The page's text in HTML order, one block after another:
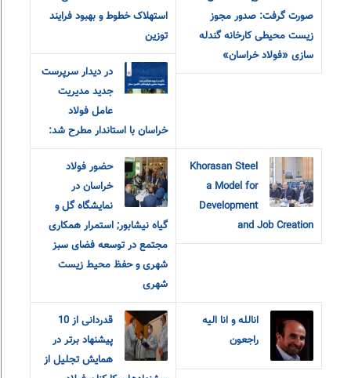
صورت گرفت: صدور مجوز
زیست محیطی کارخانه گندله
سازی «فولاد خراسان»
استهلاک خطوط و بهبود فرایند
توزین
در دیدار سرپرست
جدید مدیریت
عامل فولاد
خراسان با استاندار مطرح شد:
Khorasan Steel
a Model for
Development
and Job Creation
حضور فولاد
خراسان در
نمایشگاه گل و
گیاه نیشابور; استمرار همکاری
مجتمع در توسعه فضای سبز
شهری و حفظ محیط زیست
شهری
انالله و انا الیه
راجعون
قدردانی از 10
پیشنهاد برتر در
همایش تجلیل از